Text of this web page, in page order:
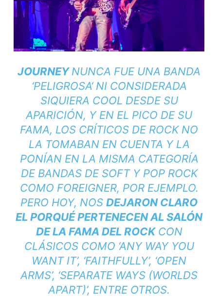
JOURNEYNUNCA FUE UNA BANDA
‘PELIGROSA‘ NI CONSIDERADA
SIQUIERA COOL DESDE SU
APARICIÓN, Y EN EL PICO DE SU
FAMA, LOS CRÍTICOS DE ROCK NO
LA TOMABAN EN CUENTA Y LA
PONÍAN EN LA MISMA CATEGORÍA
DE BANDAS DE SOFT Y POP ROCK
COMO FOREIGNER, POR EJEMPLO.
PERO HOY, NOS DEJARON CLARO
EL PORQUÉ PERTENECEN AL SALÓN
DE LA FAMA DEL ROCKCON
CLÁSICOS COMO ‘ANY WAY YOU
WANT IT’, ‘FAITHFULLY’, ‘OPEN
ARMS’, ‘SEPARATE WAYS (WORLDS
APART)’, ENTRE OTROS.